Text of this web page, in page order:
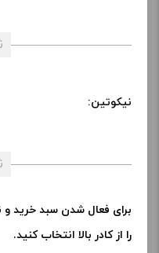
نیکوتین:
برای فعال شدن سبد خرید
را از کادر بالا انتخاب کنید.